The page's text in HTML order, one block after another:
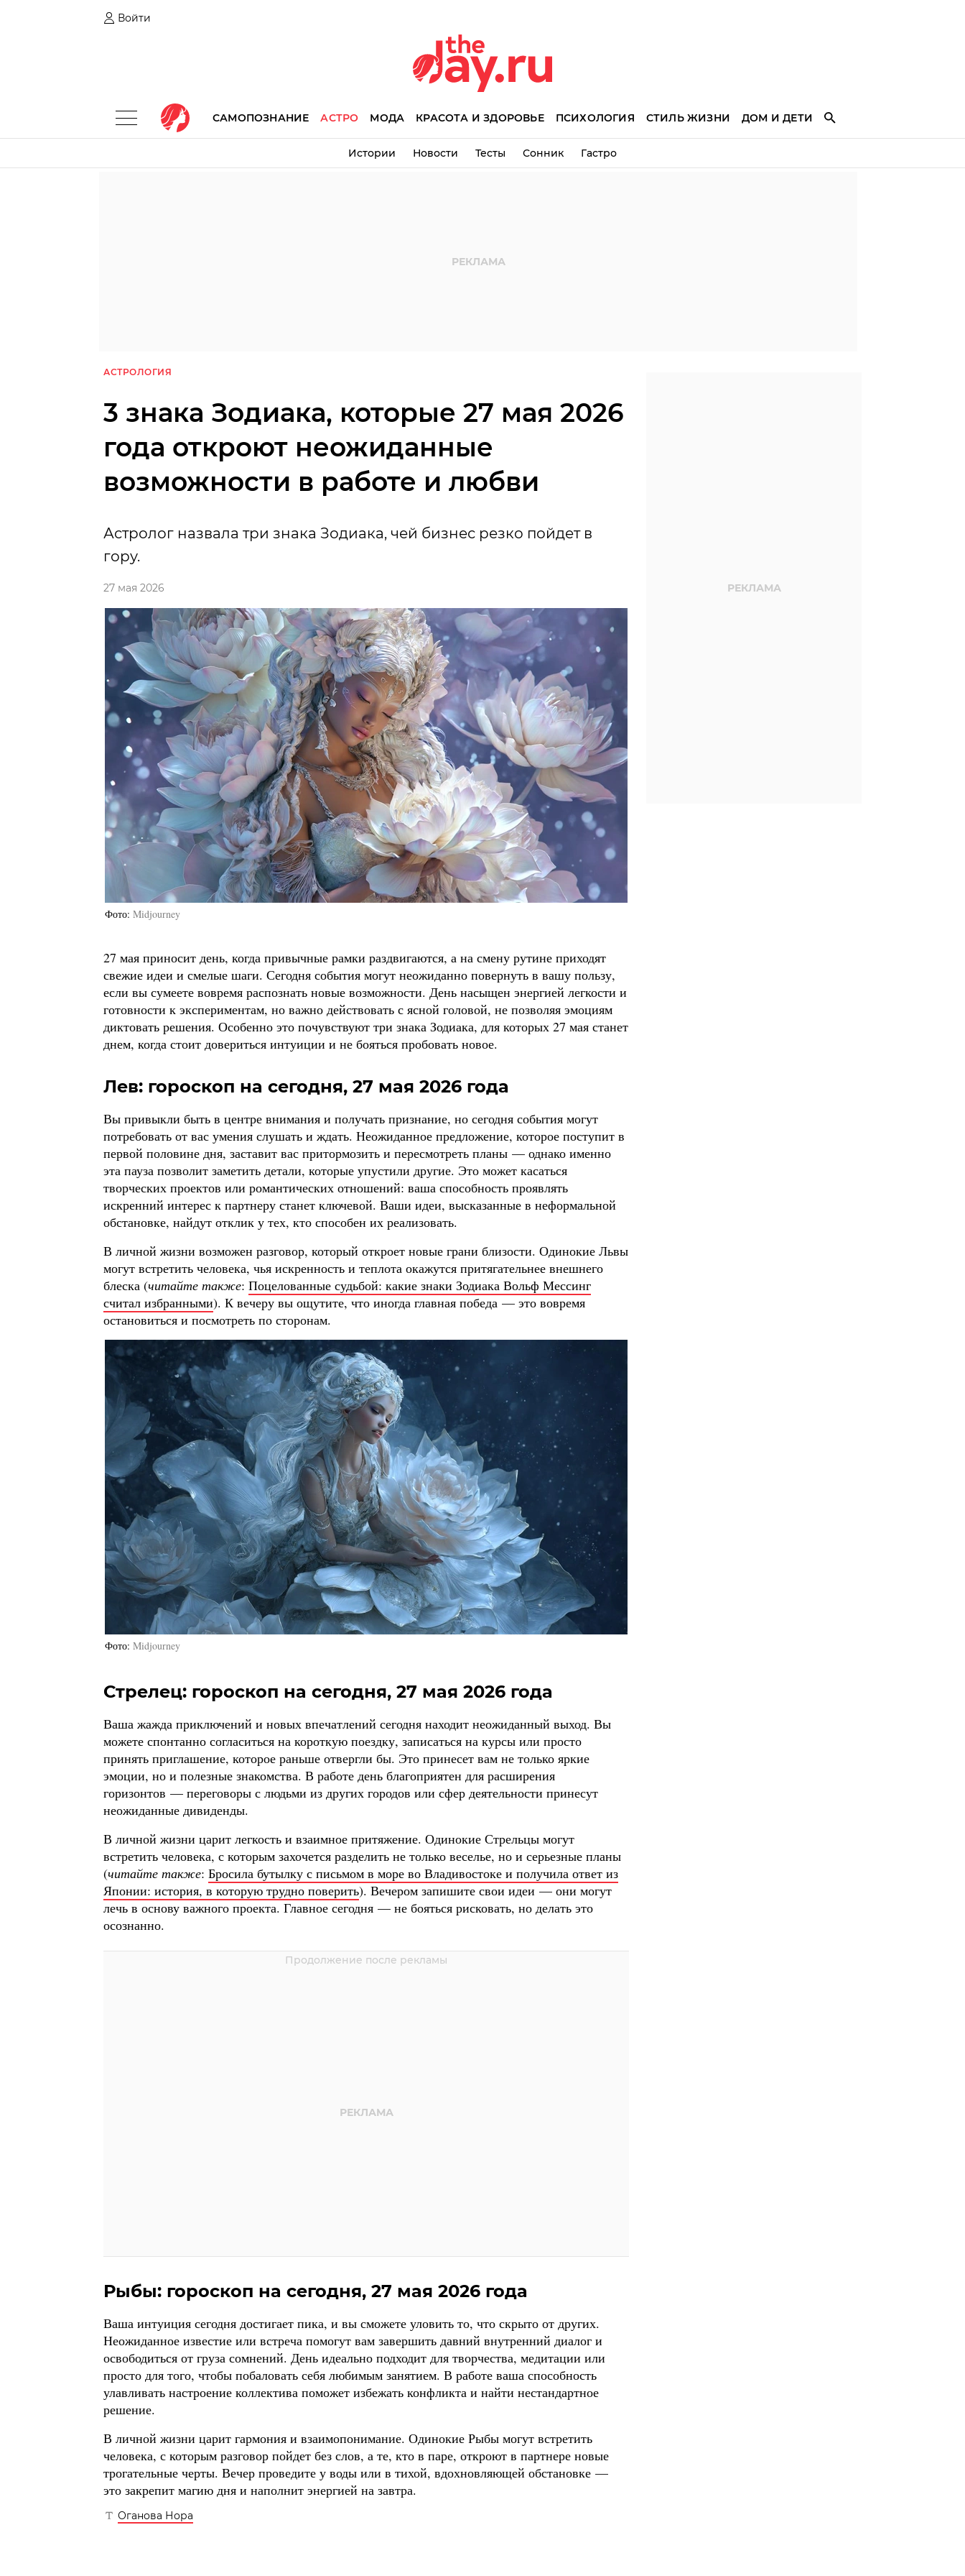
Войти
САМОПОЗНАНИЕ АСТРО МОДА КРАСОТА И ЗДОРОВЬЕ ПСИХОЛОГИЯ СТИЛЬ ЖИЗНИ ДОМ И ДЕТИ
Истории Новости Тесты Сонник Гастро
АСТРОЛОГИЯ
3 знака Зодиака, которые 27 мая 2026
года откроют неожиданные
возможности в работе и любви
Астролог назвала три знака Зодиака, чей бизнес резко пойдет в
гору.
27 мая 2026
Фото Midjourney
27 мая приносит день, когда привычные рамки раздвигаются, а на смену рутине приходят
свежие идеи и смелые шаги. Сегодня события могут неожиданно повернуть в вашу пользу,
если вы сумеете вовремя распознать новые возможности. День насыщен энергией легкости и
готовности к экспериментам, но важно действовать с ясной головой, не позволяя эмоциям
диктовать решения. Особенно это почувствуют три знака Зодиака, для которых 27 мая станет
днем, когда стоит довериться интуиции и не бояться пробовать новое.
Лев: гороскоп на сегодня, 27 мая 2026 года
Вы привыкли быть в центре внимания и получать признание, но сегодня события могут
потребовать от вас умения слушать и ждать. Неожиданное предложение, которое поступит в
первой половине дня, заставит вас притормозить и пересмотреть планы — однако именно
эта пауза позволит заметить детали, которые упустили другие. Это может касаться
творческих проектов или романтических отношений: ваша способность проявлять
искренний интерес к партнеру станет ключевой. Ваши идеи, высказанные в неформальной
обстановке, найдут отклик у тех, кто способен их реализовать.
В личной жизни возможен разговор, который откроет новые грани близости. Одинокие Львы
могут встретить человека, чья искренность и теплота окажутся притягательнее внешнего
блеска (читайте также: Поцелованные судьбой: какие знаки Зодиака Вольф Мессинг
считал избранными). К вечеру вы ощутите, что иногда главная победа — это вовремя
остановиться и посмотреть по сторонам.
Фото Midjourney
Стрелец: гороскоп на сегодня, 27 мая 2026 года
Ваша жажда приключений и новых впечатлений сегодня находит неожиданный выход. Вы
можете спонтанно согласиться на короткую поездку, записаться на курсы или просто
принять приглашение, которое раньше отвергли бы. Это принесет вам не только яркие
эмоции, но и полезные знакомства. В работе день благоприятен для расширения
горизонтов — переговоры с людьми из других городов или сфер деятельности принесут
неожиданные дивиденды.
В личной жизни царит легкость и взаимное притяжение. Одинокие Стрельцы могут
встретить человека, с которым захочется разделить не только веселье, но и серьезные планы
(читайте также: Бросила бутылку с письмом в море во Владивостоке и получила ответ из
Японии: история, в которую трудно поверить). Вечером запишите свои идеи — они могут
лечь в основу важного проекта. Главное сегодня — не бояться рисковать, но делать это
осознанно.
Рыбы: гороскоп на сегодня, 27 мая 2026 года
Ваша интуиция сегодня достигает пика, и вы сможете уловить то, что скрыто от других.
Неожиданное известие или встреча помогут вам завершить давний внутренний диалог и
освободиться от груза сомнений. День идеально подходит для творчества, медитации или
просто для того, чтобы побаловать себя любимым занятием. В работе ваша способность
улавливать настроение коллектива поможет избежать конфликта и найти нестандартное
решение.
В личной жизни царит гармония и взаимопонимание. Одинокие Рыбы могут встретить
человека, с которым разговор пойдет без слов, а те, кто в паре, откроют в партнере новые
трогательные черты. Вечер проведите у воды или в тихой, вдохновляющей обстановке —
это закрепит магию дня и наполнит энергией на завтра.
Оганова Нора